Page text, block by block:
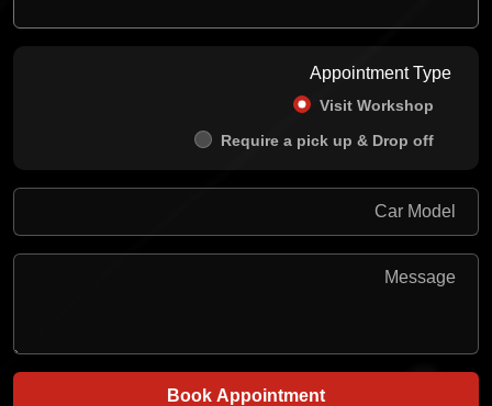
Appointment Type
Visit Workshop
Require a pick up & Drop off
Book Appointment